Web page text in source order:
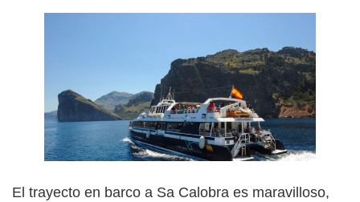
El trayecto en barco a Sa Calobra es maravilloso,